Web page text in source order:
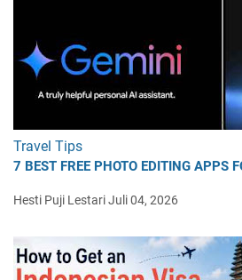
Travel Tips
7 BEST FREE PHOTO EDITING APPS
Hesti Puji LestariJuli 04, 2026